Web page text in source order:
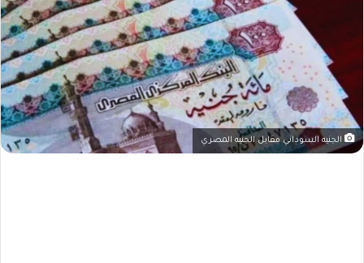
الجنيه السوداني مقابل الجنيه المصري